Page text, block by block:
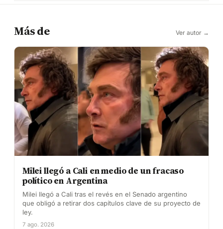
Más de Ver autor →
Milei llegó a Cali en medio de un fracaso
político en Argentina
Milei llegó a Cali tras el revés en el Senado argentino
que obligó a retirar dos capítulos clave de su proyecto de
ley.
7 ago. 2026